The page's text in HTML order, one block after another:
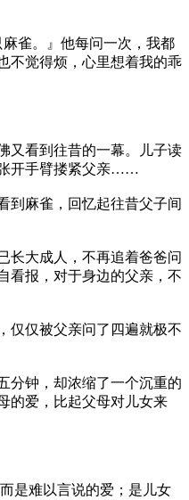
雀。』他每问一次，我都
不觉得烦，心里想着我的乖
又看到往昔的一幕。儿子读
开手臂搂紧父亲……
到麻雀，回忆起往昔父子间
长大成人，不再追着爸爸问
看报，对于身边的父亲，不
仅仅被父亲问了四遍就极不
分钟，却浓缩了一个沉重的
的爱，比起父母对儿女来
是难以言说的爱；是儿女